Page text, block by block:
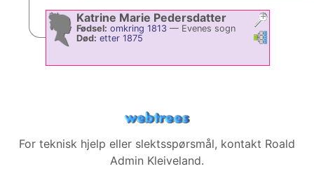
Linker
Katrine Marie Pedersdatter
Fødsel: omkring 1813 — Evenes sogn
Død: etter 1875
For teknisk hjelp eller slektsspørsmål, kontakt Roald
Admin Kleiveland.